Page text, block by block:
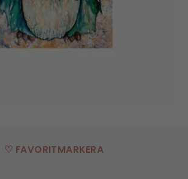
♡ FAVORITMARKERA